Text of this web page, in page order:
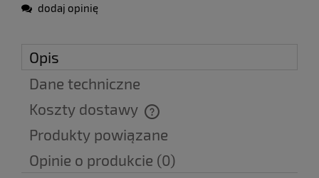
dodaj opinię
Opis
Dane techniczne
Koszty dostawy
Cena nie zawiera ewentualnych kosztów płatności
Produkty powiązane
Opinie o produkcie (0)